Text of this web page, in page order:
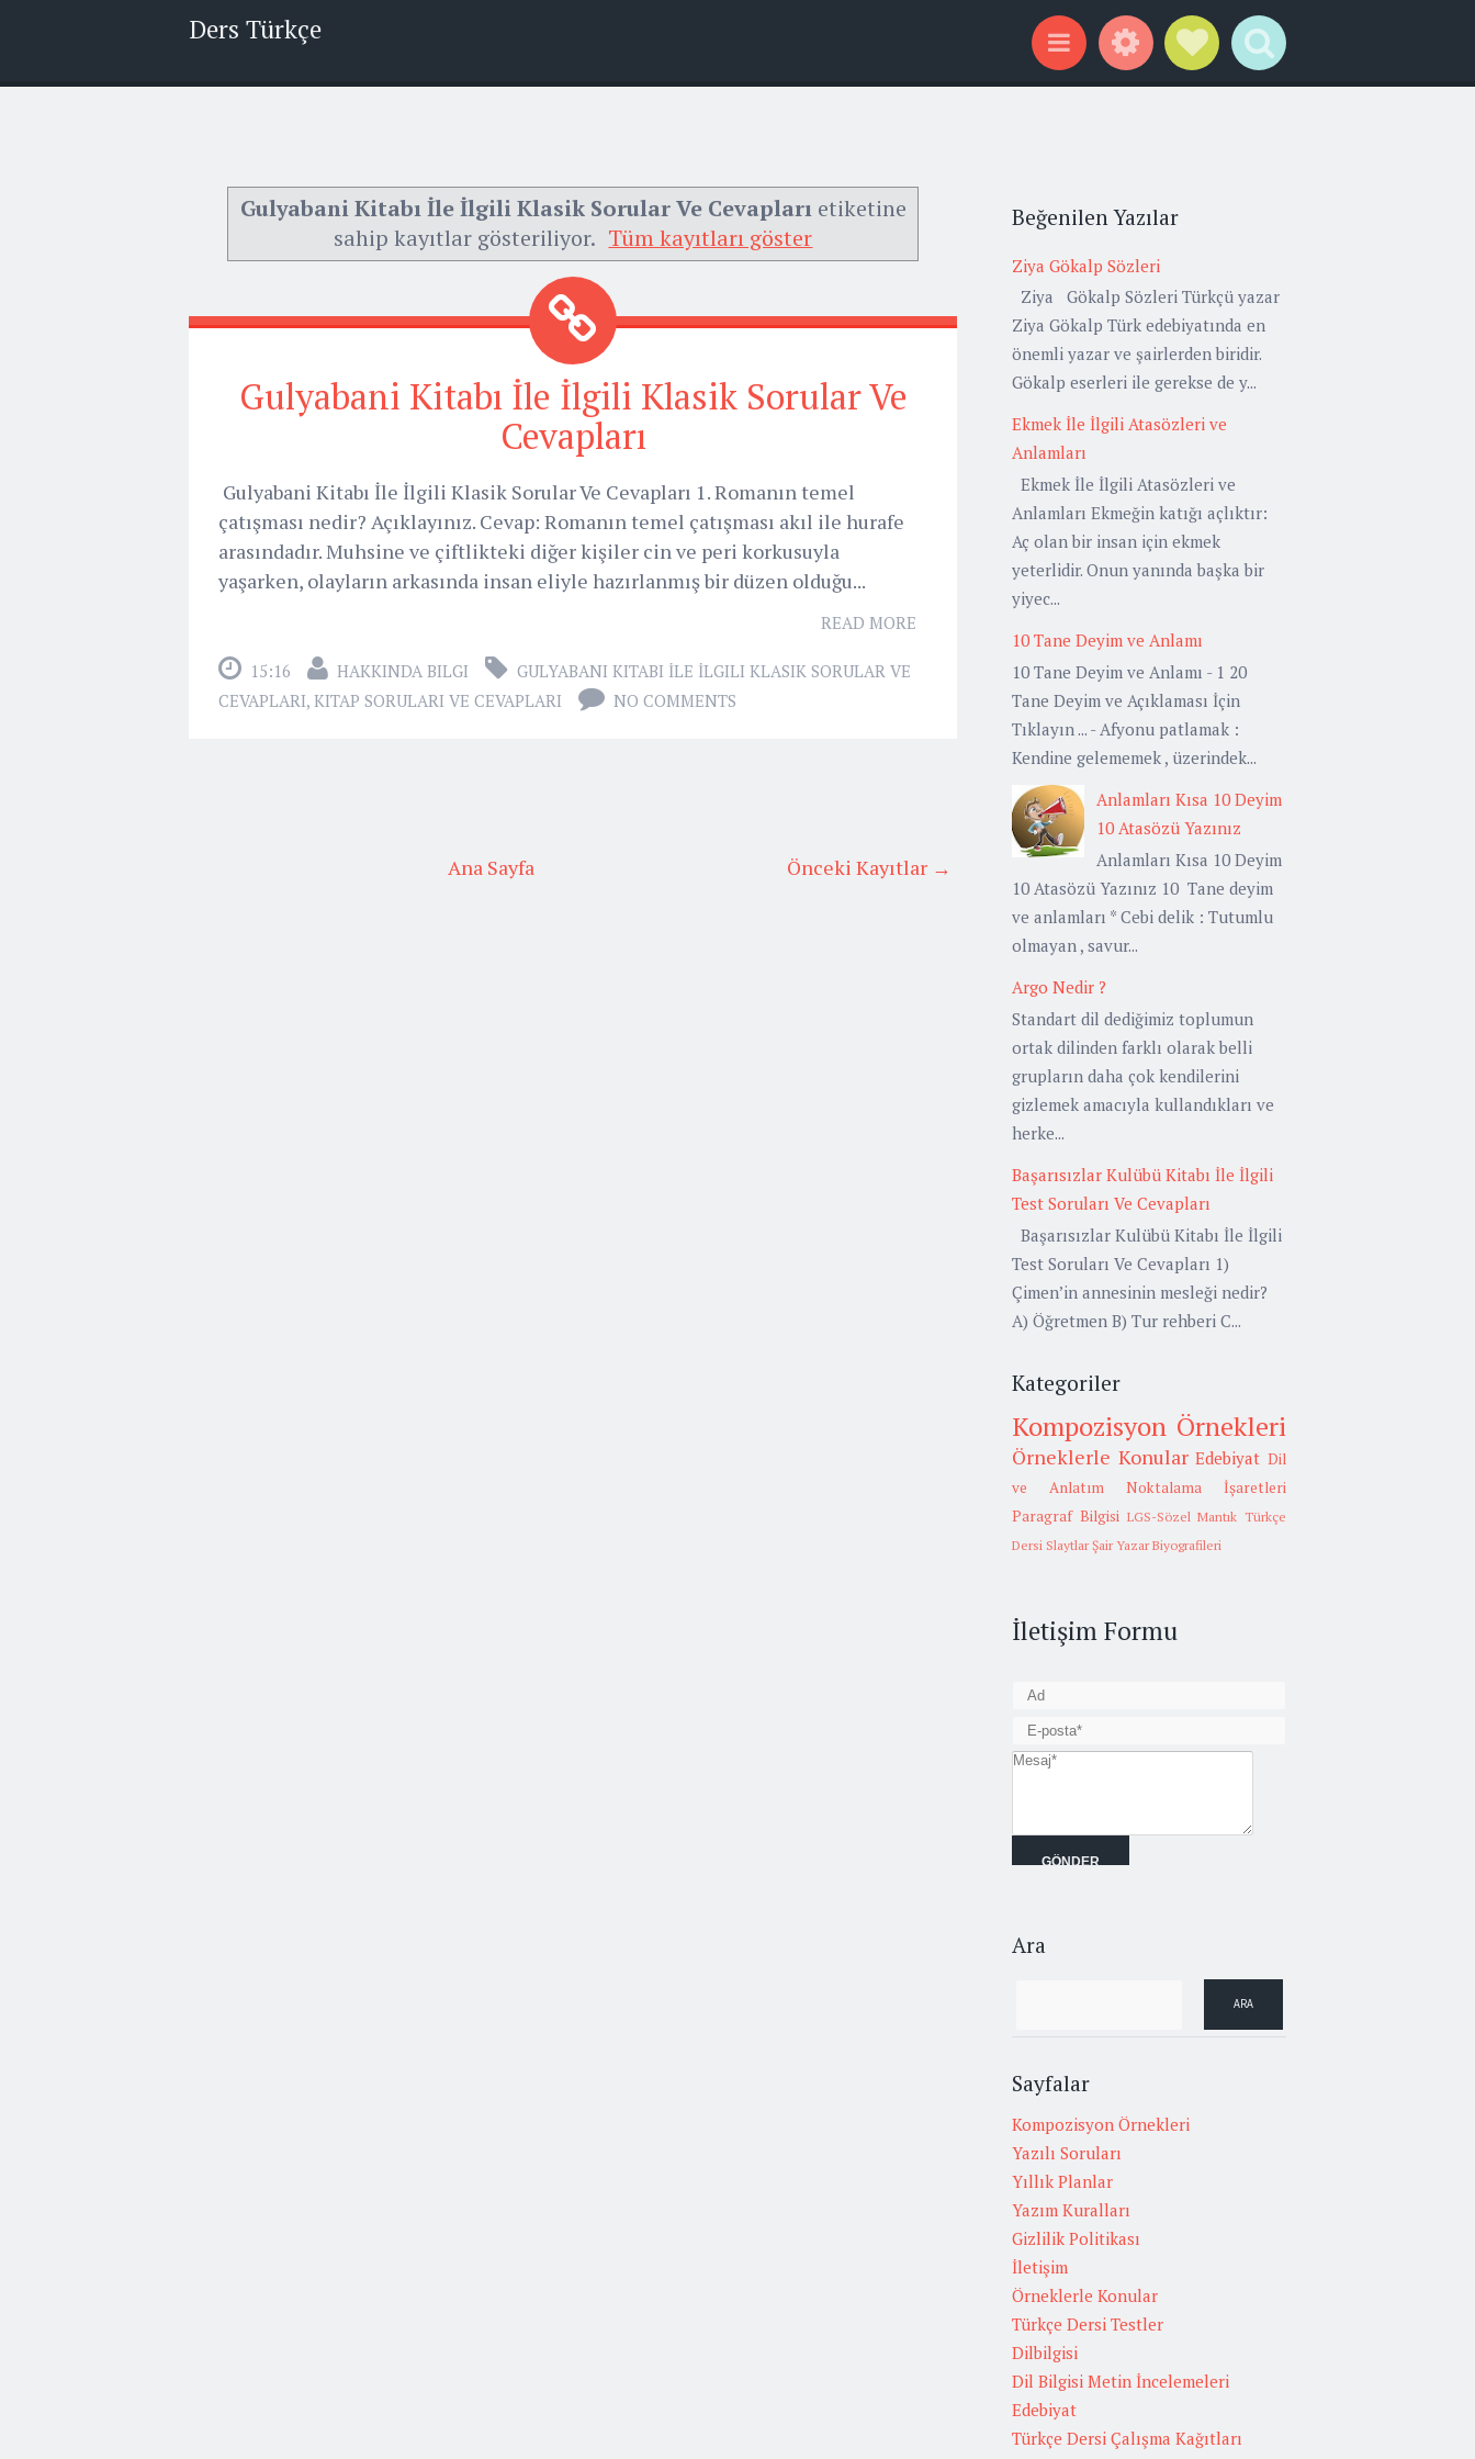
Ders Türkçe
Menu WidgetsSocial Links
Search
Gulyabani Kitabı İle İlgili Klasik Sorular Ve Cevaplarıetiketine
sahip kayıtlar gösteriliyor. Tüm kayıtları göster
Gulyabani Kitabı İle İlgili Klasik Sorular Ve
Cevapları
Gulyabani Kitabı İle İlgili Klasik Sorular Ve Cevapları 1. Romanın temel
çatışması nedir? Açıklayınız. Cevap: Romanın temel çatışması akıl ile hurafe
arasındadır. Muhsine ve çiftlikteki diğer kişiler cin ve peri korkusuyla
yaşarken, olayların arkasında insan eliyle hazırlanmış bir düzen olduğu...
READ MORE
15:16 HAKKINDA BILGI
GULYABANI KITABI İLE İLGILI KLASIK SORULAR VE
CEVAPLARI, KITAP SORULARI VE CEVAPLARI NO COMMENTS
Önceki Kayıtlar →
Ana Sayfa
Beğenilen Yazılar
Ziya Gökalp Sözleri
Ziya Gökalp Sözleri Türkçü yazar
Ziya Gökalp Türk edebiyatında en
önemli yazar ve şairlerden biridir.
Gökalp eserleri ile gerekse de y...
Ekmek İle İlgili Atasözleri ve
Anlamları
Ekmek İle İlgili Atasözleri ve
Anlamları Ekmeğin katığı açlıktır:
Aç olan bir insan için ekmek
yeterlidir. Onun yanında başka bir
yiyec...
10 Tane Deyim ve Anlamı
10 Tane Deyim ve Anlamı - 1 20
Tane Deyim ve Açıklaması İçin
Tıklayın ... - Afyonu patlamak :
Kendine gelememek , üzerindek...
Anlamları Kısa 10 Deyim
10 Atasözü Yazınız
Anlamları Kısa 10 Deyim
10 Atasözü Yazınız 10 Tane deyim
ve anlamları * Cebi delik : Tutumlu
olmayan , savur...
Argo Nedir ?
Standart dil dediğimiz toplumun
ortak dilinden farklı olarak belli
grupların daha çok kendilerini
gizlemek amacıyla kullandıkları ve
herke...
Başarısızlar Kulübü Kitabı İle İlgili
Test Soruları Ve Cevapları
Başarısızlar Kulübü Kitabı İle İlgili
Test Soruları Ve Cevapları 1)
Çimen’in annesinin mesleği nedir?
A) Öğretmen B) Tur rehberi C...
Kategoriler
Kompozisyon Örnekleri
Örneklerle Konular Edebiyat Dil
ve Anlatım
Noktalama İşaretleri
Paragraf Bilgisi LGS-Sözel Mantık Türkçe
Dersi Slaytlar Şair Yazar Biyografileri
İletişim Formu
Ara
Sayfalar
Kompozisyon Örnekleri
Yazılı Soruları
Yıllık Planlar
Yazım Kuralları
Gizlilik Politikası
İletişim
Örneklerle Konular
Türkçe Dersi Testler
Dilbilgisi
Dil Bilgisi Metin İncelemeleri
Edebiyat
Türkçe Dersi Çalışma Kağıtları